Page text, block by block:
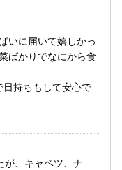
いに届いて嬉しかっ
ばかりでなにから食
日持ちもして安心で
が、キャベツ、ナ